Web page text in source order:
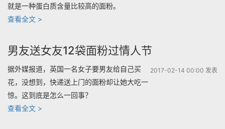
质
就是一种蛋白质含量比较高的面粉。
查看全文 >
面
粉
能
做
蛋
男友送女友12袋面粉过情人节
2017-02-14 00:00 发表
据外媒报道，英国一名女子要男友给自己买
花，没想到，快递送上门的面粉却让她大吃一
惊。这到底是怎么一回事？
查看全文 >